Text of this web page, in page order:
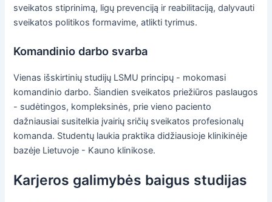
sveikatos stiprinimą, ligų prevenciją ir reabilitaciją, dalyvauti
sveikatos politikos formavime, atlikti tyrimus.
Komandinio darbo svarba
Vienas išskirtinių studijų LSMU principų - mokomasi
komandinio darbo. Šiandien sveikatos priežiūros paslaugos
- sudėtingos, kompleksinės, prie vieno paciento
dažniausiai susitelkia įvairių sričių sveikatos profesionalų
komanda. Studentų laukia praktika didžiausioje klinikinėje
bazėje Lietuvoje - Kauno klinikose.
Karjeros galimybės baigus studijas